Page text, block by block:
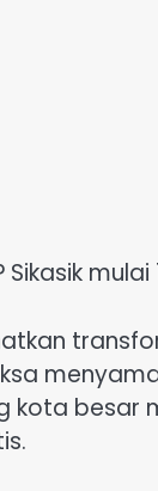
mulai
kota besar